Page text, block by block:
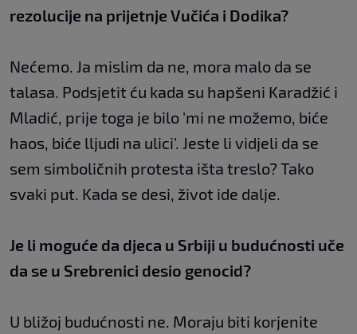
rezolucije na prijetnje Vučića i Dodika?
Nećemo. Ja mislim da ne, mora malo da se
talasa. Podsjetit ću kada su hapšeni Karadžić i
Mladić, prije toga je bilo 'mi ne možemo, biće
haos, biće lljudi na ulici'. Jeste li vidjeli da se
sem simboličnih protesta išta treslo? Tako
svaki put. Kada se desi, život ide dalje.
Je li moguće da djeca u Srbiji u budućnosti uče
da se u Srebrenici desio genocid?
U bližoj budućnosti ne. Moraju biti korjenite